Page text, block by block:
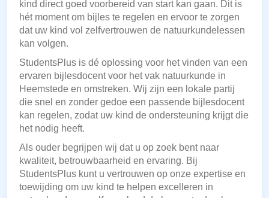
kind direct goed voorbereid van start kan gaan. Dit is
hét moment om bijles te regelen en ervoor te zorgen
dat uw kind vol zelfvertrouwen de natuurkundelessen
kan volgen.
StudentsPlus is dé oplossing voor het vinden van een
ervaren bijlesdocent voor het vak natuurkunde in
Heemstede en omstreken. Wij zijn een lokale partij
die snel en zonder gedoe een passende bijlesdocent
kan regelen, zodat uw kind de ondersteuning krijgt die
het nodig heeft.
Als ouder begrijpen wij dat u op zoek bent naar
kwaliteit, betrouwbaarheid en ervaring. Bij
StudentsPlus kunt u vertrouwen op onze expertise en
toewijding om uw kind te helpen excelleren in